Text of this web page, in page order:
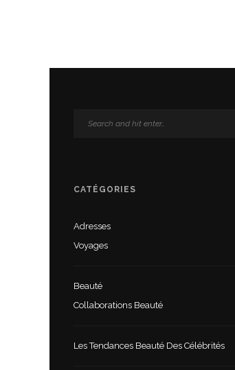
CATÉGORIES
Adresses
Voyages
Beauté
Collaborations Beauté
Les Tendances Beauté Des Célébrités